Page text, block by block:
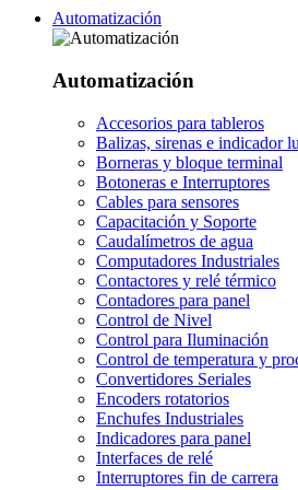
Automatización
Automatización
Accesorios para tableros
Balizas, sirenas e indicador
Borneras y bloque terminal
Botoneras e Interruptores
Cables para sensores
Capacitación y Soporte
Caudalímetros de agua
Computadores Industriales
Contactores y relé térmico
Contadores para panel
Control de Nivel
Control para Iluminación
Control de temperatura y
Convertidores Seriales
Encoders rotatorios
Enchufes Industriales
Indicadores para panel
Interfaces de relé
Interruptores fin de carrera